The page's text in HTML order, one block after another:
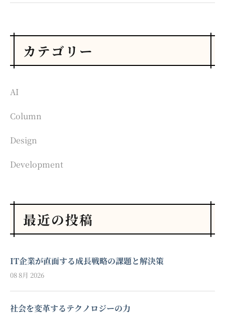
カテゴリー
AI
Column
Design
Development
最近の投稿
IT企業が直面する成長戦略の課題と解決策
08 8月 2026
社会を変革するテクノロジーの力